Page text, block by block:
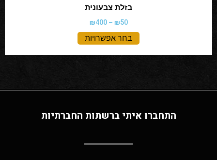
בזלת צבעונית
₪50
–
₪400
בחר אפשרויות
התחברו איתי ברשתות החברתיות